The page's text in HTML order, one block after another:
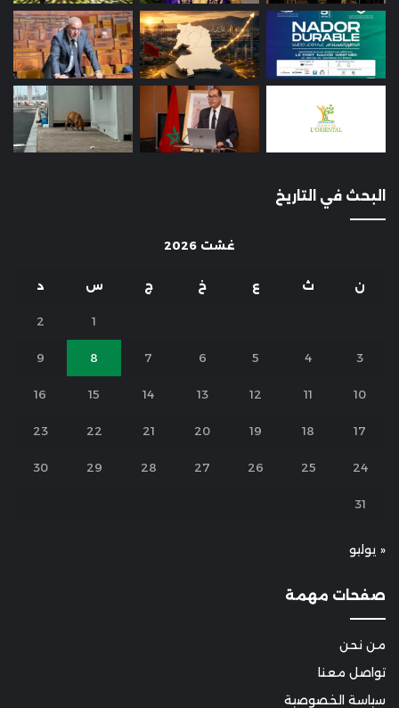
البحث في التاريخ
غشت 2026
ن ث ع خ ج س د
1
2
3
4
5
6
7
8
9
10
11
12
13
14
15
16
17
18
19
20
21
22
23
24
25
26
27
28
29
30
31
« يوليو
صفحات مهمة
من نحن
تواصل معنا
سياسة الخصوصية